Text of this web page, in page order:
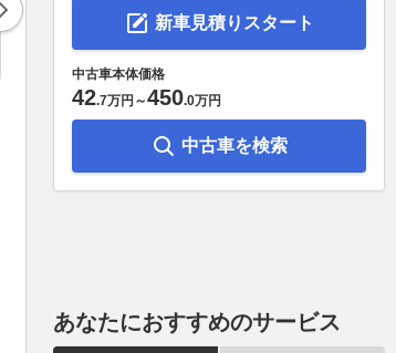
富士での“28台”抜きで驚かせた
SUGOでもダークホースに？
「今のコンセプトはそんなにず
車」など車両10台提供
新車見積りスタート
中古車本体価格
42.7万円 ～450.0万円
中古車を検索
あなたにおすすめのサービス